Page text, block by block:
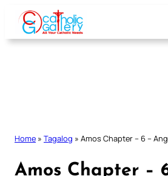
Skip
content
Home » Tagalog » Amos Chapter – 6 –
Amos Chapter –